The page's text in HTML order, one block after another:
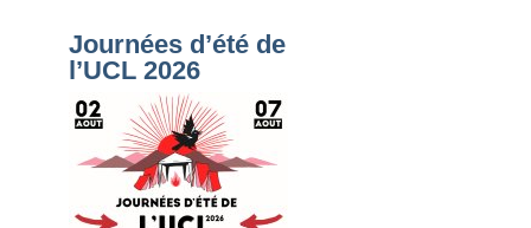
Journées d’été de
l’UCL 2026